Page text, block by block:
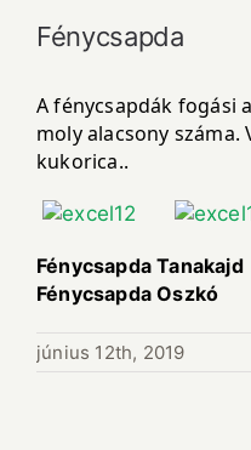
Fénycsapda
A fénycsapdák fogási
moly alacsony száma.
kukorica..
Fénycsapda Oszkó
június 12th, 2019